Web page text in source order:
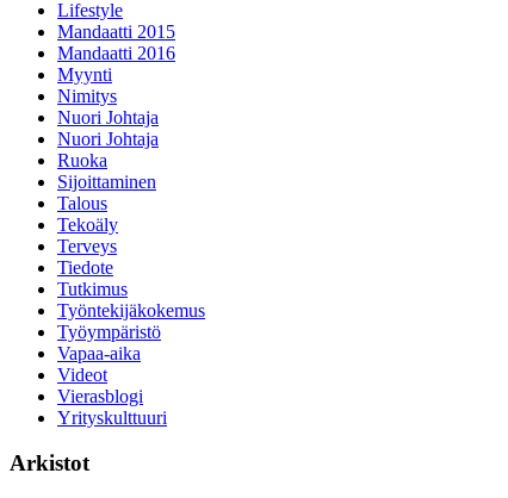
Lifestyle
Mandaatti 2015
Mandaatti 2016
Myynti
Nimitys
Nuori Johtaja
Nuori Johtaja
Ruoka
Sijoittaminen
Talous
Tekoäly
Terveys
Tiedote
Tutkimus
Työntekijäkokemus
Työympäristö
Vapaa-aika
Videot
Vierasblogi
Yrityskulttuuri
Arkistot